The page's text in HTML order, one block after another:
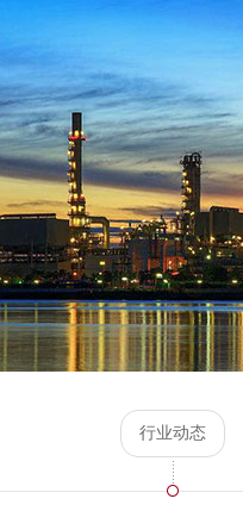
行业动态